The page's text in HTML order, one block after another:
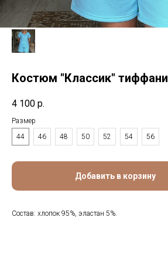
Костюм "Классик" тиффани
4 100 р.
Размер
44
46 48 50 52 54 56
Добавить в корзину
Состав: хлопок 95%, эластан 5%.